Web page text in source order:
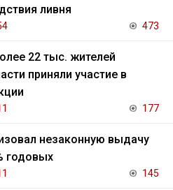
ливня
473
22 тыс. жителей
приняли участие в
177
незаконную выдачу
годовых
145